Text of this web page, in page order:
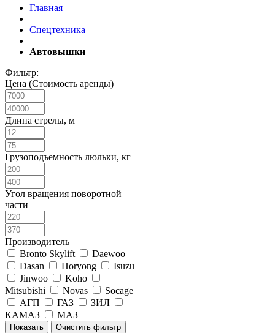
Главная
Спецтехника
Автовышки
Фильтр:
Цена (Стоимость аренды)
Длина стрелы, м
Грузоподъемность люльки, кг
Угол вращения поворотной
части
Производитель
Bronto Skylift
Daewoo
Dasan
Horyong
Isuzu
Jinwoo
Koho
Mitsubishi
Novas
Socage
АГП
ГАЗ
ЗИЛ
КАМАЗ
МАЗ